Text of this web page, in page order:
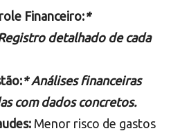
Financeiro:*
detalhado de cada
* Análises financeiras
com dados concretos.
Menor risco de gastos